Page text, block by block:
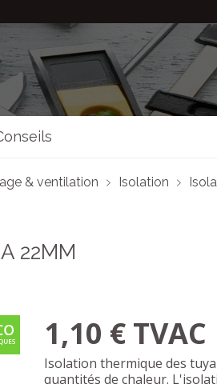
& ventilation Isolation
22MM
1,10 € TVAC
Isolation thermique des
quantités de chaleur.